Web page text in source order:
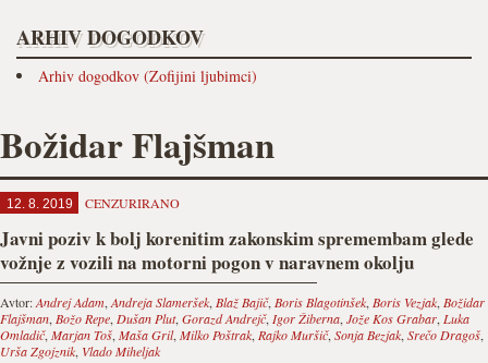
ARHIV DOGODKOV
Arhiv dogodkov (Zofijini ljubimci)
Božidar Flajšman
12. 8. 2019 CENZURIRANO
Javni poziv k bolj korenitim zakonskim spremembam glede
vožnje z vozili na motorni pogon v naravnem okolju
Avtor:Andrej Adam, Andreja Slameršek, Blaž Bajič, Boris Blagotinšek, Boris Vezjak, Božidar
Flajšman, Božo Repe, Dušan Plut, Gorazd Andrejč, Igor Žiberna, Jože Kos Grabar, Luka
Omladič, Marjan Toš, Maša Gril, Milko Poštrak, Rajko Muršič, Sonja Bezjak, Srečo Dragoš,
Urša Zgojznik, Vlado Miheljak